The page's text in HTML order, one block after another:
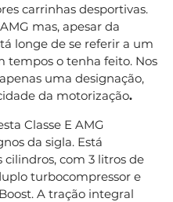
carrinhas desportivas.
mas, apesar da
longe de se referir a um
tempos o tenha feito. Nos
uma designação,
da motorização.
Classe E AMG
da sigla. Está
com 3 litros de
turbocompressor e
A tração integral